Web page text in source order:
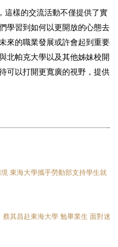
樣的交流活動不僅提供了實
學習到如何以更開放的心態去
來的職業發展或許會起到重要
北帕克大學以及其他姊妹校開
可以打開更寬廣的視野，提供
東海大學攜手勞動部支持學生就
蔡其昌赴東海大學 勉畢業生 面對迷